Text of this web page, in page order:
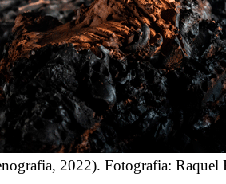
2022). Fotografia: Raquel